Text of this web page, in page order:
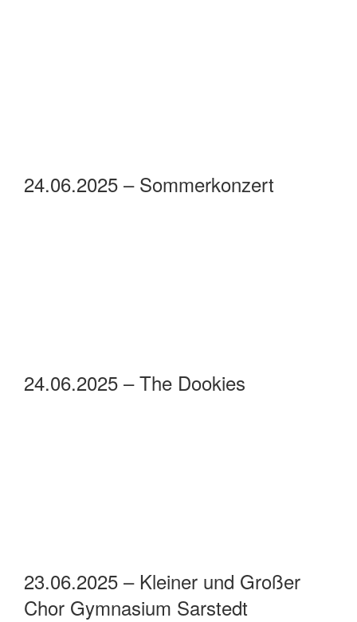
24.06.2025 – Sommerkonzert
24.06.2025 – The Dookies
23.06.2025 – Kleiner und Großer
Chor Gymnasium Sarstedt